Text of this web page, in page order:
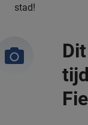
stad!